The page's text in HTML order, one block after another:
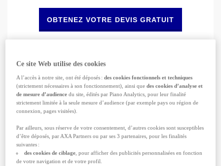
OBTENEZ VOTRE DEVIS GRATUIT
Alpes qui occupent la majeure partie du territoire.
montagnes et ses massifs. Elle offre de nombreux
particularismes du fait des influences allemande,
françaises et italiennes. Elle se visite toute
l'année en fonction des activités que vous avez
prévu d'y faire. Bien que beaucoup de
déplacements se font pour
travailler en Suisse
le pays offre de superbes sites à visiter que sont
Bâle, Fribourg, Genève, Lucerne, la région de la
Jungfrau, le Château de Chillon, de l'Oberland
Bernois, Zermatt, Ascona, Valais, Zurich etc.
Ce site Web utilise des cookies
A l’accès à notre site, ont été déposés :des cookies fonctionnels et techniques
(strictement nécessaires à son fonctionnement), ainsi quedes cookies d’analyse et
de mesure d’audience du site, édités par Piano Analytics, pour leur finalité
strictement limitée à la seule mesure d’audience (par exemple pays ou région de
connexion, pages visitées).
Par ailleurs, sous réserve de votre consentement, d’autres cookies sont susceptibles
d’être déposés, par AXA Partners ou par ses 3 partenaires, pour les finalités
suivantes :
des cookies de ciblage, pour afficher des publicités personnalisées en fonction
de votre navigation et de votre profil.